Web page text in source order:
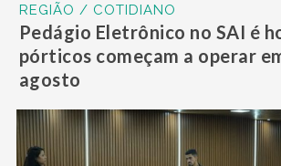
REGIÃO / COTIDIANO
Pedágio Eletrônico no SAI é
pórticos começam a operar
agosto